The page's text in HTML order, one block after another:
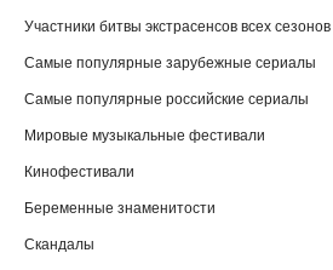
Участники битвы экстрасенсов всех сезонов
Самые популярные зарубежные сериалы
Самые популярные российские сериалы
Мировые музыкальные фестивали
Кинофестивали
Беременные знаменитости
Скандалы